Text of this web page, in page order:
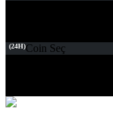
(24H)Coin Seç